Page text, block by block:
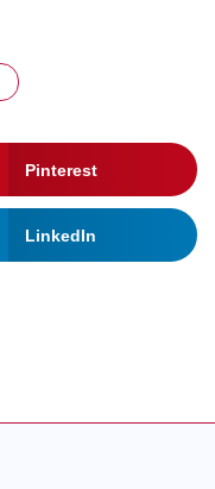
Pinterest
LinkedIn